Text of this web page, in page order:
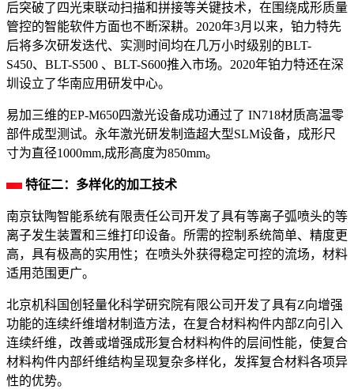
后突破了四光束联动扫描和拼接等关键技术，在围绕成形质量
管控的智能软件方面也不断深耕。2020年3月以来，铂力特先
后将多次研发迭代、实测时间均在几万小时级别的BLT-
S450、BLT-S500 、BLT-S600推入市场。2020年铂力特还在深
圳设立了华南应用研发中心。
易加三维的EP-M650四激光设备成功通过了 IN718材质高温零
部件成型测试。永年激光研发制造超大型SLM设备，成形尺
寸为直径1000mm,成形高度为850mm。
特征二：多样化的加工技术
南京钛陶智能系统有限责任公司开发了具有等离子弧喷头的等
离子发生装置和三维打印设备。所需的控制系统简单、精度更
高，具有极高的实用性；在喷头外获得稳定可控的流场，材料
适用范围更广。
北京机科国创轻量化科学研究院有限公司开发了具有Z向增强
功能的连续纤维增材制造方法，在复合材料构件内部Z向引入
连续纤维，改善或增强成形复合材料构件的层间性能，使复合
材料构件内部纤维结构呈现复杂多样化，发挥复合材料各项异
性的优势。